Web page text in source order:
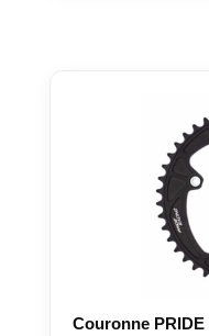
Couronne